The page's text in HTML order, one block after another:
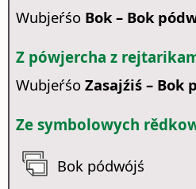
Wubjeŕśo Bok – Bok
Z pówjercha z
Wubjeŕśo Zasajźiś – Bok
Ze symbolowych
Bok pódwójś